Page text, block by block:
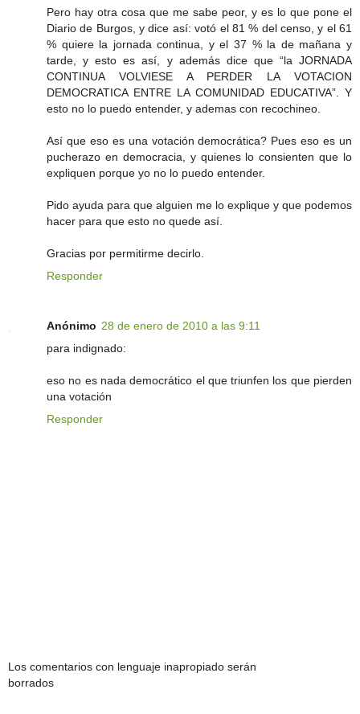
Pero hay otra cosa que me sabe peor, y es lo que pone el
Diario de Burgos, y dice así: votó el 81 % del censo, y el 61
% quiere la jornada continua, y el 37 % la de mañana y
tarde, y esto es así, y además dice que “la JORNADA
CONTINUA VOLVIESE A PERDER LA VOTACION
DEMOCRATICA ENTRE LA COMUNIDAD EDUCATIVA”. Y
esto no lo puedo entender, y ademas con recochineo.
Así que eso es una votación democrática? Pues eso es un
pucherazo en democracia, y quienes lo consienten que lo
expliquen porque yo no lo puedo entender.
Pido ayuda para que alguien me lo explique y que podemos
hacer para que esto no quede así.
Gracias por permitirme decirlo.
Responder
Anónimo 28 de enero de 2010 a las 9:11
para indignado:
eso no es nada democrático el que triunfen los que pierden
una votación
Responder
Los comentarios con lenguaje inapropiado serán
borrados